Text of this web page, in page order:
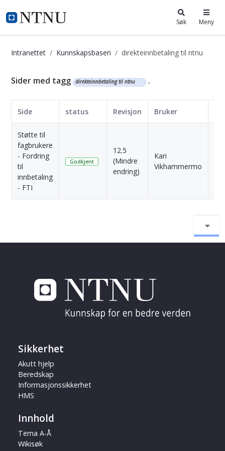
i.ntnu.no Søk Meny
Intranettet Kunnskapsbasen direkteinnbetaling til ntnu
Kunnskapsbasen
Sider med tagg direkteinnbetaling til ntnu .
Side status Revisjon Bruker
Støtte til
fagbrukere
- Fordring
til
innbetaling
- FTI
Godkjent
12.5
(Mindre
endring)
Kari
Vikhammermo
Sikkerhet
Akutt hjelp
Beredskap
Informasjonssikkerhet
HMS
Innhold
Tema A-Å
Wikisøk